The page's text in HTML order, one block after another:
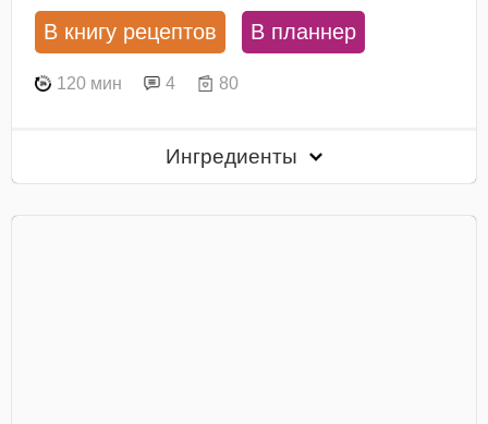
В книгу рецептов В планнер
120 мин 4 80
Ингредиенты